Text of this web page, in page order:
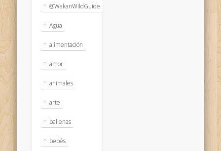
@WakanWildGuide
Agua
alimentación
amor
animales
arte
ballenas
bebés